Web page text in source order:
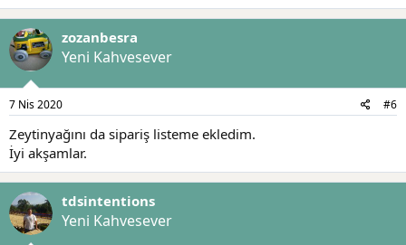
zozanbesra
Yeni Kahvesever
7 Nis 2020 #6
Zeytinyağını da sipariş listeme ekledim.
İyi akşamlar.
tdsintentions
Yeni Kahvesever